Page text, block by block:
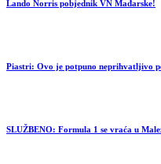
Lando Norris pobjednik VN Mađarske!
Piastri: Ovo je potpuno neprihvatljivo
SLUŽBENO: Formula 1 se vraća u